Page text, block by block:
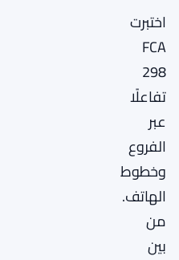
اختبرت
FCA
298
تفاعلًا
عبر
الفروع
وخطوط
الهاتف.
من
بين